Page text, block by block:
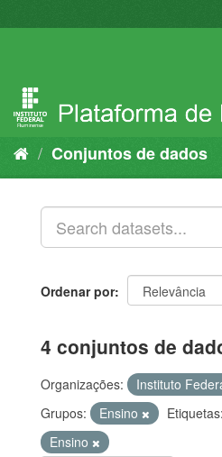
para
Conjuntos de dados
Ordenar por
4 conjuntos de
Organizações:
Instituto
Grupos:
Ensino Etiquetas:
Ensino